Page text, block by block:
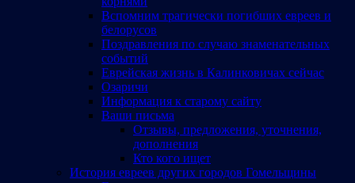
Вспомним трагически погибших евреев и
белорусов
Поздравления по случаю знаменательных
событий
Еврейская жизнь в Калинковичах сейчас
Озаричи
Информация к старому сайту
Ваши письма
Отзывы, предложения, уточнения,
дополнения
Кто кого ищет
История евреев других городов Гомельщины